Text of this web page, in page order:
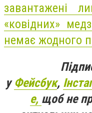
завантажені
«ковідних»
немає жодного
уФейсбук,
e, щоб не